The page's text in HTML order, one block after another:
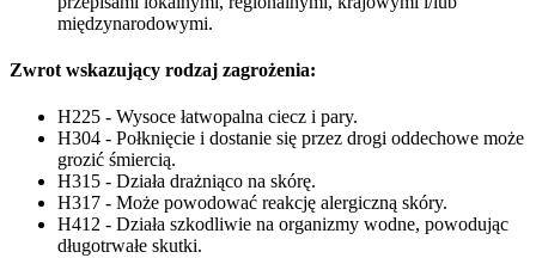
międzynarodowymi.
Zwrot wskazujący rodzaj zagrożenia:
H225 - Wysoce łatwopalna ciecz i pary.
H304 - Połknięcie i dostanie się przez drogi oddechowe może
grozić śmiercią.
H315 - Działa drażniąco na skórę.
H317 - Może powodować reakcję alergiczną skóry.
H412 - Działa szkodliwie na organizmy wodne, powodując
długotrwałe skutki.